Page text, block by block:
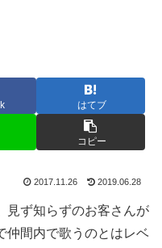
はてブ
コピー
2017.11.26 2019.06.28
見ず知らずのお客さんが
仲間内で歌うのとはレベ